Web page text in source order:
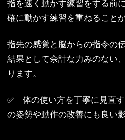
指を速く動かす練習をする前
確に動かす練習を重ねることが
指先の感覚と脳からの指令の
結果として余計な力みのない
ります。
✅ 体の使い方を丁寧に見直
の姿勢や動作の改善にも良い